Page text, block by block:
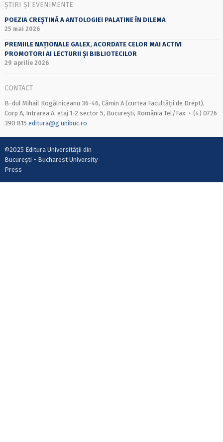
ȘTIRI ȘI EVENIMENTE
POEZIA CREȘTINĂ A ANTOLOGIEI PALATINE ÎN DILEMA
25 mai 2026
PREMIILE NAȚIONALE GALEX, ACORDATE CELOR MAI ACTIVI
PROMOTORI AI LECTURII ȘI BIBLIOTECILOR
29 aprilie 2026
CONTACT
B-dul Mihail Kogălniceanu 36-46, Cămin A (curtea Facultății de Drept),
Corp A, Intrarea A, etaj 1-2 sector 5, București, România Tel/Fax: + (4) 0726
390 815 editura@g.unibuc.ro
©2025 Editura Universității din
București - Bucharest University
Press